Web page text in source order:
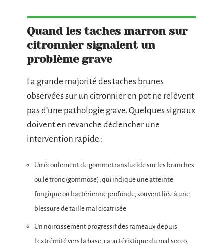
Quand les taches marron sur
citronnier signalent un
problème grave
La grande majorité des taches brunes
observées sur un citronnier en pot ne relèvent
pas d’une pathologie grave. Quelques signaux
doivent en revanche déclencher une
intervention rapide :
Un écoulement de gomme translucide sur les branches
ou le tronc (gommose), qui indique une atteinte
fongique ou bactérienne profonde, souvent liée à une
blessure de taille mal cicatrisée
Un noircissement progressif des rameaux depuis
l’extrémité vers la base, caractéristique du mal secco,